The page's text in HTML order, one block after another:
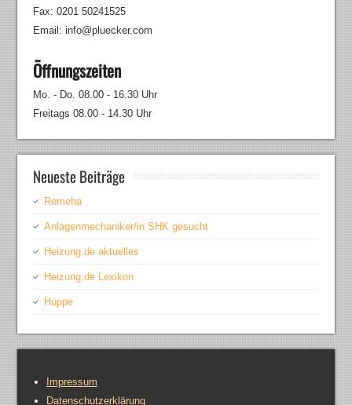
Fax: 0201 50241525
Email: info@pluecker.com
Öffnungszeiten
Mo. - Do. 08.00 - 16.30 Uhr
Freitags 08.00 - 14.30 Uhr
Neueste Beiträge
Remeha
Anlagenmechaniker/in SHK gesucht
Heizung.de aktuelles
Heizung.de Lexikon
Hüppe
Impressum
Datenschutzerklärung